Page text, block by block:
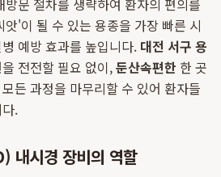
문 절차를 생략하여 환자의 편의를
'이 될 수 있는 용종을 가장 빠른 시
예방 효과를 높입니다. 대전 서구 용
전전할 필요 없이,둔산속편한 한 곳
든 과정을 마무리할 수 있어 환자들
.
내시경 장비의 역할